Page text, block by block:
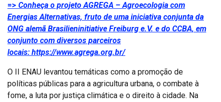
=> Conheça o projeto AGREGA – Agroecologia com
Energias Alternativas, fruto de uma iniciativa conjunta da
ONG alemã Brasilieninitiative Freiburg e.V. e do CCBA, em
conjunto com diversos parceiros
locais: https://www.agrega.org.br/
O II ENAU levantou temáticas como a promoção de
políticas públicas para a agricultura urbana, o combate à
fome, a luta por justiça climática e o direito à cidade. Na